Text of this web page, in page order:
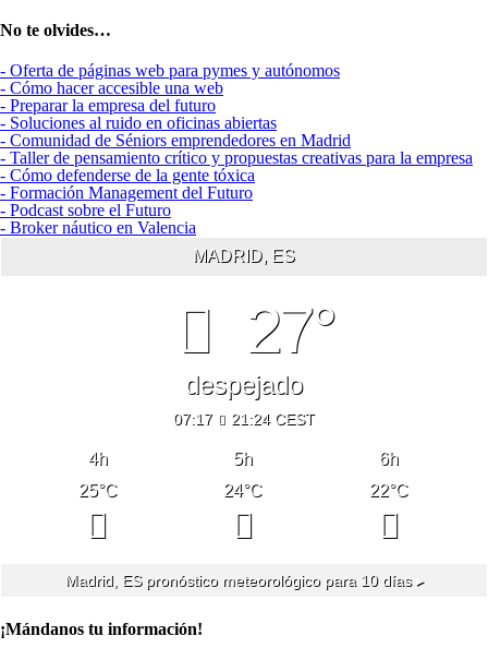
No te olvides…
- Oferta de páginas web para pymes y autónomos
- Cómo hacer accesible una web
- Preparar la empresa del futuro
- Soluciones al ruido en oficinas abiertas
- Comunidad de Séniors emprendedores en Madrid
- Taller de pensamiento crítico y propuestas creativas para la empresa
- Cómo defenderse de la gente tóxica
- Formación Management del Futuro
- Podcast sobre el Futuro
- Broker náutico en Valencia
MADRID, ES
27°
despejado
07:17 21:24 CEST
4h 5h 6h
25°C 24°C 22°C
Madrid, ESpronóstico meteorológico para 10 días ▸
¡Mándanos tu información!